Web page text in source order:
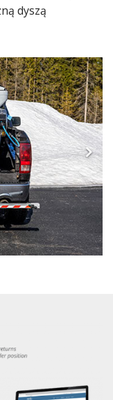
dyszą